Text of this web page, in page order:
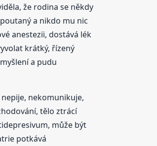
že rodina se někdy
a nikdo mu nic
anestezii, dostává lék
krátký, řízený
a pudu
nekomunikuje,
tělo ztrácí
může být
potkává